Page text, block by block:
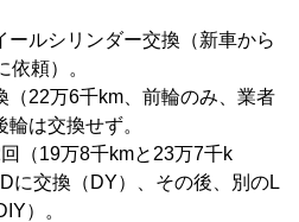
ルシリンダー交換（新車から
頼）。
（22万6千km、前輪のみ、業者
は交換せず。
（19万8千kmと23万7千k
に交換（DY）、その後、別のL
）。